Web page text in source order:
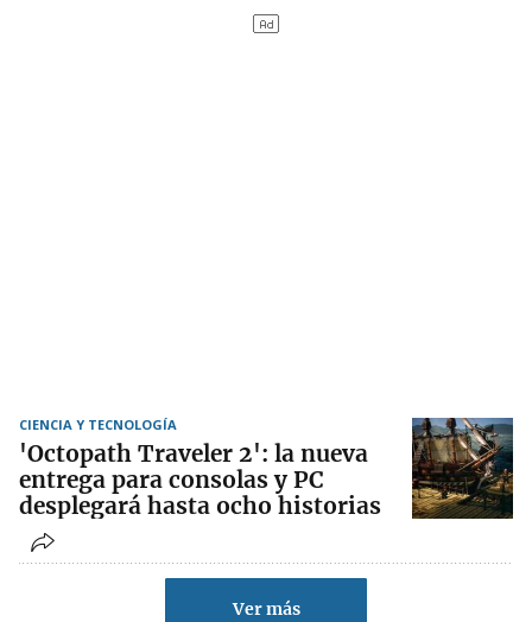
CIENCIA Y TECNOLOGÍA
'Octopath Traveler 2': la nueva
entrega para consolas y PC
desplegará hasta ocho historias
Ver más